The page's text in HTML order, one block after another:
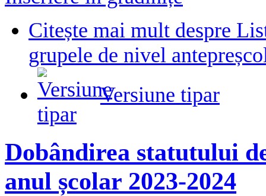
Citește mai mult despre
grupele de nivel
Versiune tipar
Dobândirea statutului
anul școlar 2023-2024